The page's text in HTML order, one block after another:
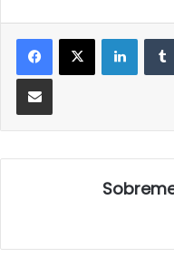
Partilhar Via Email